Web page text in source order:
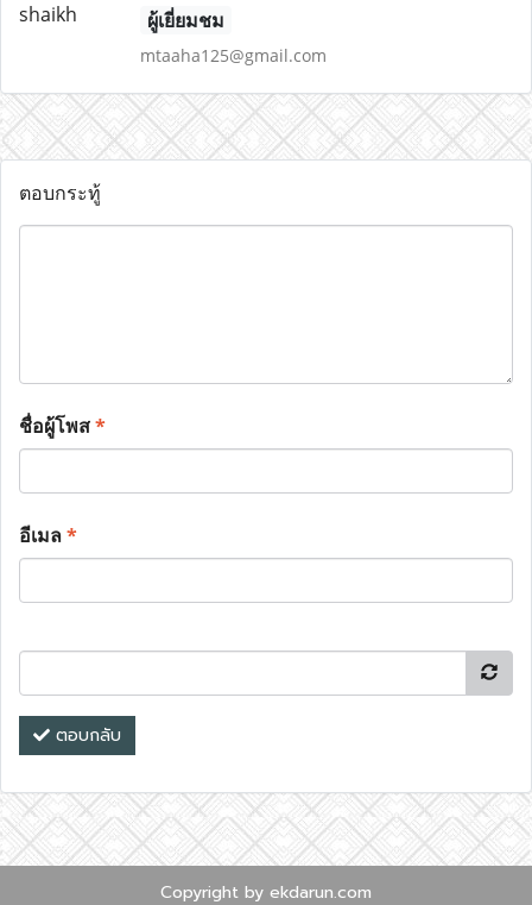
ผู้เยี่ยมชม
mtaaha125@gmail.com
ตอบกระทู้
ชื่อผู้โพส*
อีเมล*
ตอบกลับ
Copyright by ekdarun.com